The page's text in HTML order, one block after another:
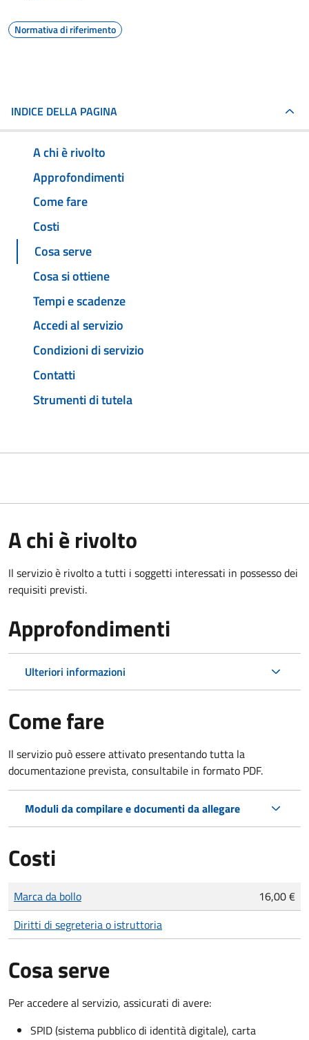
Normativa di riferimento
INDICE DELLA PAGINA
A chi è rivolto
Approfondimenti
Come fare
Costi
Cosa serve
Cosa si ottiene
Tempi e scadenze
Accedi al servizio
Condizioni di servizio
Contatti
Strumenti di tutela
A chi è rivolto
Il servizio è rivolto a tutti i soggetti interessati in possesso dei
requisiti previsti.
Approfondimenti
Ulteriori informazioni
Come fare
Il servizio può essere attivato presentando tutta la
documentazione prevista, consultabile in formato PDF.
Moduli da compilare e documenti da allegare
Costi
Tipo di pagamento
Importo
Marca da bollo
16,00 €
Diritti di segreteria o istruttoria
Cosa serve
Per accedere al servizio, assicurati di avere:
SPID (sistema pubblico di identità digitale), carta